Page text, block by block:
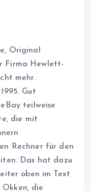
Original
Firma Hewlett-
mehr.
Gut
teilweise
die mit
Rechner für den
Das hat dazu
oben im Text
die